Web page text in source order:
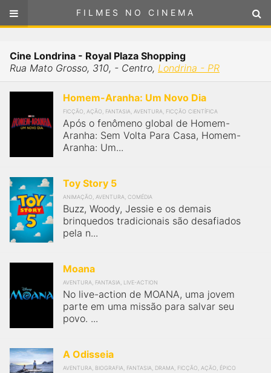
FILMES NO CINEMA
ou selecione sua localização
Cine Londrina - Royal Plaza Shopping
Rua Mato Grosso, 310, - Centro, Londrina - PR
Homem-Aranha: Um Novo Dia
FICÇÃO, AÇÃO, FANTASIA, AVENTURA, FICÇÃO CIENTÍFICA
Após o fenômeno global de Homem-
Aranha: Sem Volta Para Casa, Homem-
Aranha: Um...
Toy Story 5
ANIMAÇÃO, AVENTURA, COMÉDIA
Buzz, Woody, Jessie e os demais
brinquedos tradicionais são desafiados
pela n...
Moana
AVENTURA, FANTASIA, LIVE-ACTION
No live-action de MOANA, uma jovem
parte em uma missão para salvar seu
povo. ...
A Odisseia
AVENTURA, BIOGRAFIA, FANTASIA, DRAMA, FICÇÃO, AÇÃO, ÉPICO
FILMES NO CINEMA
LONDRINA - PR
SELECIONE SUA LOCALIZAÇÃO
FILMES EM CARTAZ
PRÓXIMOS LANÇAMENTOS
GÊNEROS
NOTÍCIAS
FilmesNoCinema.com.br é o maior localizador de filmes e
sessões de cinema no Brasil. Através dele, você pode
encontrar os filmes no cinema mais próximos a você ou a
qualquer cidade em território brasileiro. Você pode também
acessar informações sobre cinemas, horários, assistir aos